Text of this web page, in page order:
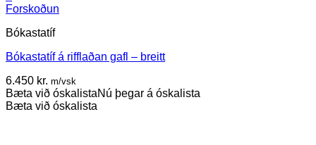
Forskoðun
Bókastatíf
Bókastatíf á rifflaðan gafl – breitt
6.450 kr. m/vsk
Bæta við óskalistaNú þegar á óskalista
Bæta við óskalista